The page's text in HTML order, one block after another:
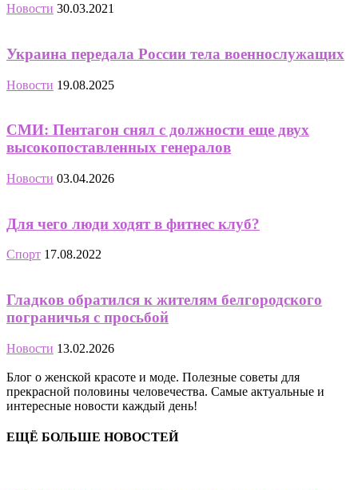
Новости 30.03.2021
Украина передала России тела военнослужащих
Новости 19.08.2025
СМИ: Пентагон снял с должности еще двух
высокопоставленных генералов
Новости 03.04.2026
Для чего люди ходят в фитнес клуб?
Спорт 17.08.2022
Гладков обратился к жителям белгородского
пограничья с просьбой
Новости 13.02.2026
Блог о женской красоте и моде. Полезные советы для
прекрасной половины человечества. Самые актуальные и
интересные новости каждый день!
ЕЩЁ БОЛЬШЕ НОВОСТЕЙ